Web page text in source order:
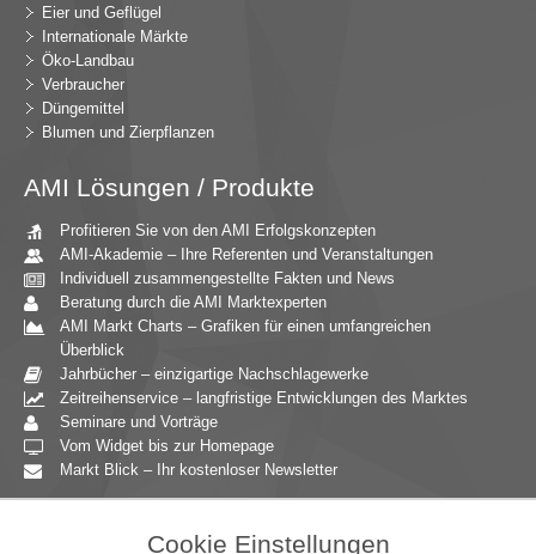
Eier und Geflügel
Internationale Märkte
Öko-Landbau
Verbraucher
Düngemittel
Blumen und Zierpflanzen
AMI Lösungen / Produkte
Profitieren Sie von den AMI Erfolgskonzepten
AMI-Akademie – Ihre Referenten und Veranstaltungen
Individuell zusammengestellte Fakten und News
Beratung durch die AMI Marktexperten
AMI Markt Charts – Grafiken für einen umfangreichen
Überblick
Jahrbücher – einzigartige Nachschlagewerke
Zeitreihenservice – langfristige Entwicklungen des Marktes
Seminare und Vorträge
Vom Widget bis zur Homepage
Markt Blick – Ihr kostenloser Newsletter
Cookie Einstellungen